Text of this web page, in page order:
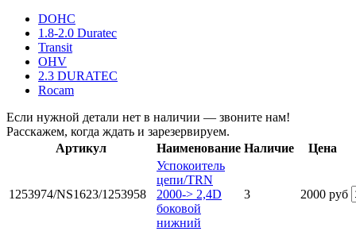
DOHC
1.8-2.0 Duratec
Transit
OHV
2.3 DURATEC
Rocam
Если нужной детали нет в наличии — звоните нам!
Расскажем, когда ждать и зарезервируем.
Артикул
Наименование Наличие Цена
1253974/NS1623/1253958
Успокоитель
цепи/TRN
2000-> 2,4D
боковой
нижний
3 2000 руб